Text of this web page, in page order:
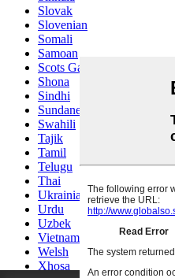
Slovak
Slovenian
Somali
Samoan
Scots Gaelic
Shona
Sindhi
Sundanese
Swahili
Tajik
Tamil
Telugu
Thai
Ukrainian
Urdu
Uzbek
Vietnamese
Welsh
Xhosa